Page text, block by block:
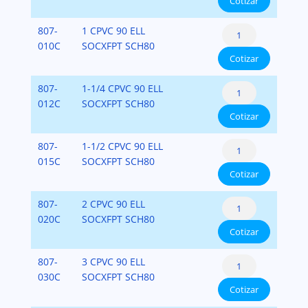
SCH.80
cantidad
(Socket
x
Fipt)
CPVC
SCH.80
cantidad
807-
010C
1 CPVC 90 ELL
SOCXFPT SCH80
Ells
(Socket
x
Fipt)
CPVC
SCH.80
cantidad
Cotizar
807-
012C
1-1/4 CPVC 90 ELL
SOCXFPT SCH80
90°
Ells
(Socket
x
Fipt)
CPVC
SCH.80
cantidad
Cotizar
807-
015C
1-1/2 CPVC 90 ELL
SOCXFPT SCH80
Ells
(Socket
x
Fipt)
CPVC
SCH.80
cantidad
Cotizar
807-
020C
2 CPVC 90 ELL
SOCXFPT SCH80
90°
Ells
(Socket
x
Fipt)
CPVC
SCH.80
Cotizar
807-
030C
3 CPVC 90 ELL
SOCXFPT SCH80
Ells
(Socket
Cotizar